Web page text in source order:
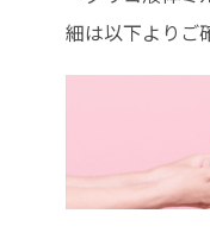
細は以下よりご